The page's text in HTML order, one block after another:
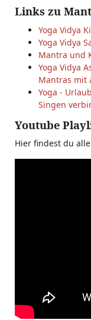
Links zu
Yoga Vidya
Yoga Vidya
Mantra und
Yoga Vidya
Mantras mit
Yoga -
Singen
Youtube
Hier findest du